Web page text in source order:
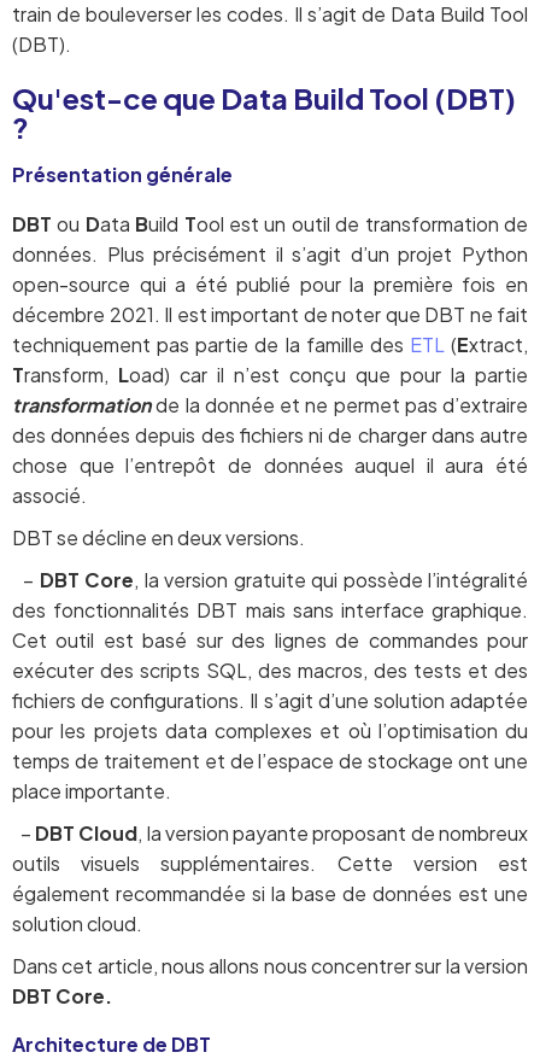
train de bouleverser les codes. Il s’agit de Data Build Tool
(DBT).
Qu'est-ce que Data Build Tool (DBT)
?
Présentation générale
DBT ou Data Build Tool est un outil de transformation de
données. Plus précisément il s’agit d’un projet Python
open-source qui a été publié pour la première fois en
décembre 2021. Il est important de noter que DBT ne fait
techniquement pas partie de la famille des ETL (Extract,
Transform, Load) car il n’est conçu que pour la partie
transformationde la donnée et ne permet pas d’extraire
des données depuis des fichiers ni de charger dans autre
chose que l’entrepôt de données auquel il aura été
associé.
DBT se décline en deux versions.
– DBT Core, la version gratuite qui possède l’intégralité
des fonctionnalités DBT mais sans interface graphique.
Cet outil est basé sur des lignes de commandes pour
exécuter des scripts SQL, des macros, des tests et des
fichiers de configurations. Il s’agit d’une solution adaptée
pour les projets data complexes et où l’optimisation du
temps de traitement et de l’espace de stockage ont une
place importante.
– DBT Cloud, la version payante proposant de nombreux
outils visuels supplémentaires. Cette version est
également recommandée si la base de données est une
solution cloud.
Dans cet article, nous allons nous concentrer sur la version
DBT Core.
Architecture de DBT